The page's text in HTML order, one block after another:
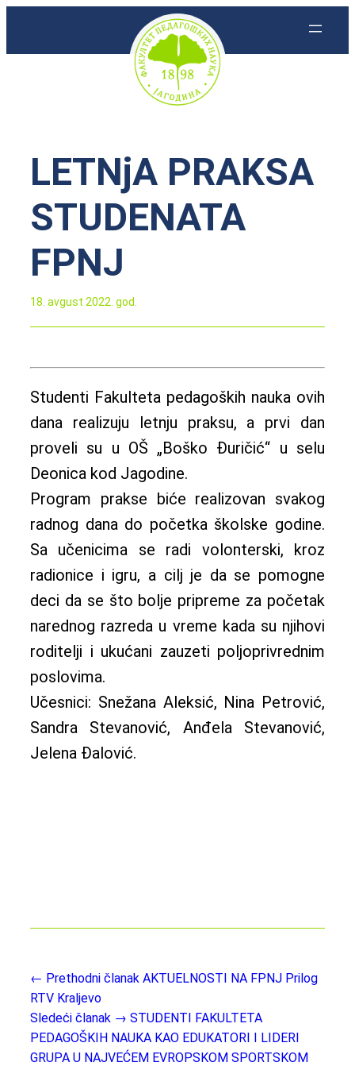
LETNjA PRAKSA
STUDENATA
FPNJ
18. avgust 2022. god.
Studenti Fakulteta pedagoških nauka ovih
dana realizuju letnju praksu, a prvi dan
proveli su u OŠ „Boško Đuričić“ u selu
Deonica kod Jagodine.
Program prakse biće realizovan svakog
radnog dana do početka školske godine.
Sa učenicima se radi volonterski, kroz
radionice i igru, a cilj je da se pomogne
deci da se što bolje pripreme za početak
narednog razreda u vreme kada su njihovi
roditelji i ukućani zauzeti poljoprivrednim
poslovima.
Učesnici: Snežana Aleksić, Nina Petrović,
Sandra Stevanović, Anđela Stevanović,
Jelena Đalović.
← Prethodni članak AKTUELNOSTI NA FPNJ Prilog
RTV Kraljevo
Sledeći članak → STUDENTI FAKULTETA
PEDAGOŠKIH NAUKA KAO EDUKATORI I LIDERI
GRUPA U NAJVEĆEM EVROPSKOM SPORTSKOM